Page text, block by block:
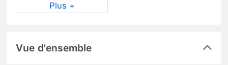
Plus +
Vue d'ensemble